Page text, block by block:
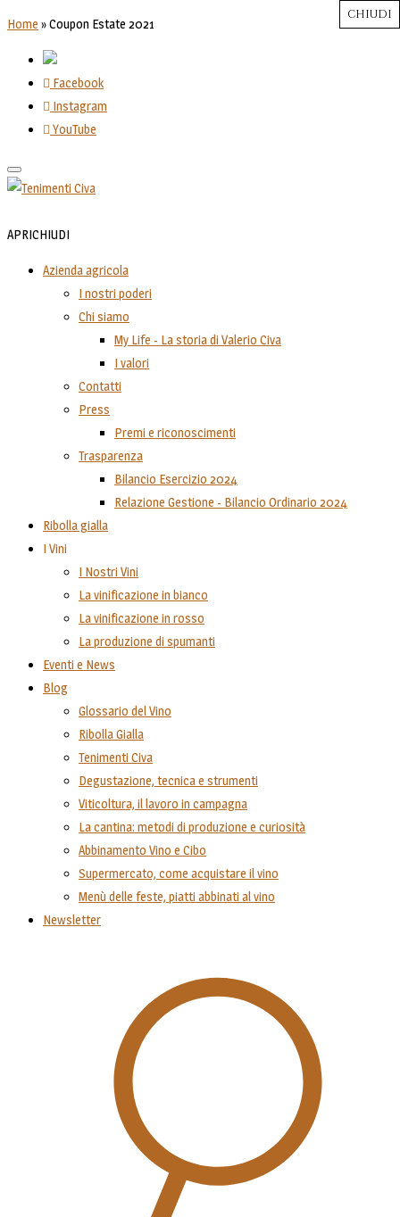
Home »Coupon Estate 2021
Facebook
Instagram
YouTube
Toggle
navigation
APRICHIUDI
Azienda agricola
I nostri poderi
Chi siamo
My Life - La storia di Valerio Civa
I valori
Contatti
Press
Premi e riconoscimenti
Trasparenza
Bilancio Esercizio 2024
Relazione Gestione - Bilancio Ordinario 2024
Ribolla gialla
I Vini
I Nostri Vini
La vinificazione in bianco
La vinificazione in rosso
La produzione di spumanti
Eventi e News
Blog
Glossario del Vino
Ribolla Gialla
Tenimenti Civa
Degustazione, tecnica e strumenti
Viticoltura, il lavoro in campagna
La cantina: metodi di produzione e curiosità
Abbinamento Vino e Cibo
Supermercato, come acquistare il vino
Menù delle feste, piatti abbinati al vino
Newsletter
Close
Close
Close
Close
CHIUDI
CHIUDI
CHIUDI
CHIUDI
CHIUDI